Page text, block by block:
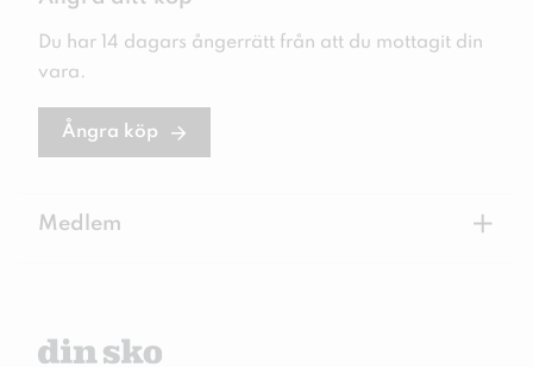
Du har 14 dagars ångerrätt från att du mottagit din
vara.
Ångra köp
Medlem +